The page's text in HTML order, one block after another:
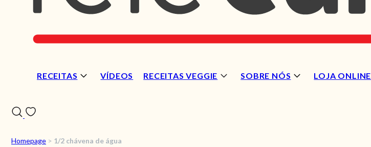
RECEITAS VÍDEOS RECEITAS VEGGIE SOBRE NÓS LOJA ONLINE
Homepage > 1/2 chávena de água